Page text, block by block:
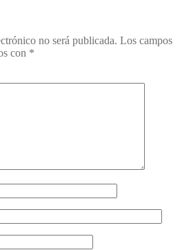
no será publicada. Los campos
con *